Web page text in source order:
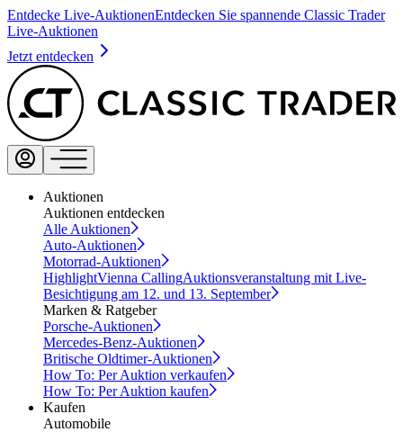
Entdecke Live-AuktionenEntdecken Sie spannende Classic Trader
Live-Auktionen
Jetzt entdecken
Auktionen
Auktionen entdecken
Alle Auktionen
Auto-Auktionen
Motorrad-Auktionen
HighlightVienna CallingAuktionsveranstaltung mit Live-
Besichtigung am 12. und 13. September
Marken & Ratgeber
Porsche-Auktionen
Mercedes-Benz-Auktionen
Britische Oldtimer-Auktionen
How To: Per Auktion verkaufen
How To: Per Auktion kaufen
Kaufen
Automobile